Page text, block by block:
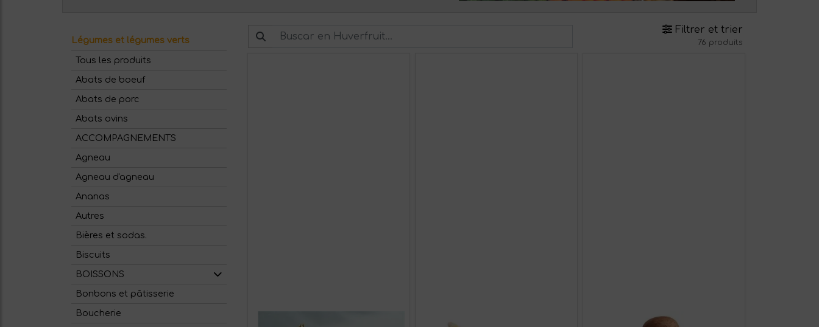
Légumes et légumes verts
Filtrer et trier
76 produits
Tous les produits
Abats de boeuf
Abats de porc
Abats ovins
ACCOMPAGNEMENTS
Agneau
Agneau d'agneau
Ananas
Autres
Bières et sodas.
Biscuits
BOISSONS
Bonbons et pâtisserie
Boucherie